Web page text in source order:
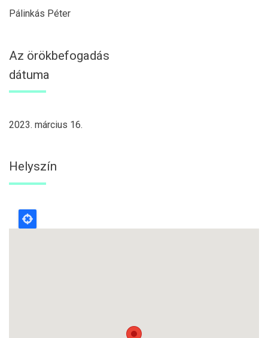
Pálinkás Péter
Az örökbefogadás
dátuma
2023. március 16.
Helyszín